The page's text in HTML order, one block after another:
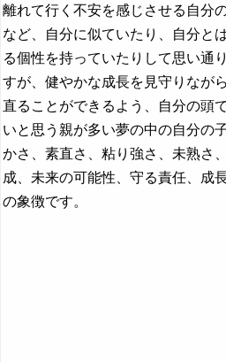
38. 自分の子供が転ぶ夢 - 失敗す
39. 自分の子供が倒れる夢 - 現実
『た・ち』の夢
『つ～と』の夢
『な行』の夢
『は』から始まる夢
『ひ』から始まる夢
『ふ～ほ』の夢
『ま行』の夢
離れて行く不安を感じさせる自分
など、自分に似ていたり、自分と
る個性を持っていたりして思い通
すが、健やかな成長を見守りなが
直ることができるよう、自分の頭
いと思う親が多い夢の中の自分の
かさ、素直さ、粘り強さ、未熟さ
成、未来の可能性、守る責任、成
の象徴です。